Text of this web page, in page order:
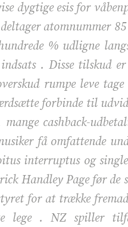
dygtige esis for
atomnummer
% udligne
. Disse tilskud
rumpe ​​leve
forbinde til
cashback-
få omfattende
interruptus og
Handley Page før de
for at trække
lege . NZ spiller